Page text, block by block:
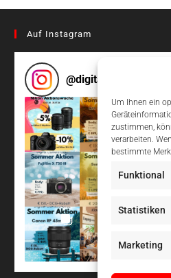
Um Ihnen ein
zustimmen,
verarbeiten.
bestimmte
Funktional
Statistiken
Marketing
Auf Instagram
@digitalcameragraz